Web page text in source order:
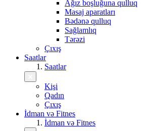
Ağız boşluğuna qulluq
Masaj aparatları
Bədənə qulluq
Sağlamlıq
Tərəzi
Çıxış
Saatlar
Saatlar
Kişi
Qadın
Çıxış
İdman və Fitnes
İdman və Fitnes